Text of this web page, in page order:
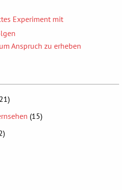
Experiment mit
Anspruch zu erheben
(15)